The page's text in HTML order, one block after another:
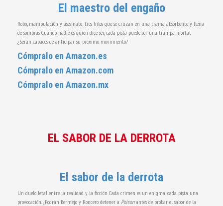
El maestro del engaño
Robo, manipulación y asesinato: tres hilos que se cruzan en una trama absorbente y llena
de sombras. Cuando nadie es quien dice ser, cada pista puede ser una trampa mortal.
¿Serán capaces de anticipar su próximo movimiento?
Cómpralo en Amazon.es
Cómpralo en Amazon.com
Cómpralo en Amazon.mx
EL SABOR DE LA DERROTA
El sabor de la derrota
Un duelo letal entre la realidad y la ficción. Cada crimen es un enigma, cada pista una
provocación. ¿Podrán Bermejo y Roncero detener a Poisonantes de probar el sabor de la